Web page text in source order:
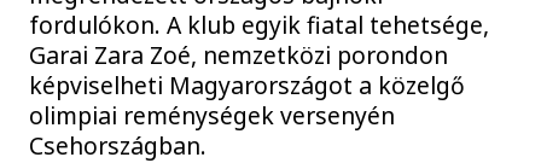
fordulókon. A klub egyik fiatal tehetsége,
Garai Zara Zoé, nemzetközi porondon
képviselheti Magyarországot a közelgő
olimpiai reménységek versenyén
Csehországban.